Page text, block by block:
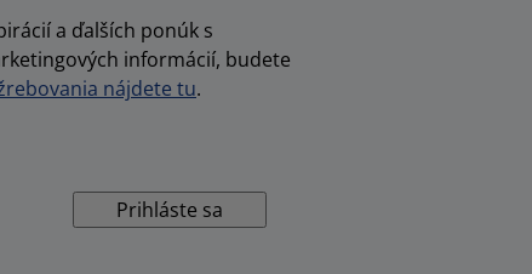
a ďalších ponúk s
informácií, budete
nájdete tu.
Prihláste sa